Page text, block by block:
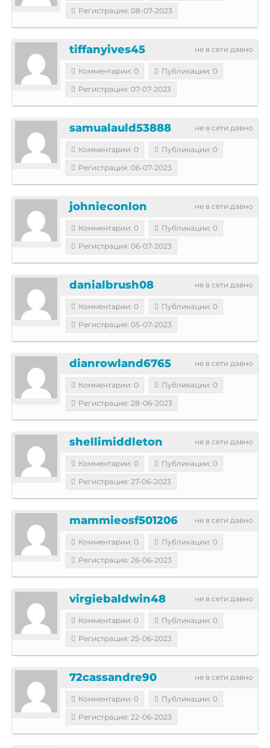
Регистрация: 08-07-2023
не в сети давно
tiffanyives45
Комментарии: 0
Публикации: 0
Регистрация: 07-07-2023
не в сети давно
samualauld53888
Комментарии: 0
Публикации: 0
Регистрация: 06-07-2023
не в сети давно
johnieconlon
Комментарии: 0
Публикации: 0
Регистрация: 06-07-2023
не в сети давно
danialbrush08
Комментарии: 0
Публикации: 0
Регистрация: 05-07-2023
не в сети давно
dianrowland6765
Комментарии: 0
Публикации: 0
Регистрация: 28-06-2023
не в сети давно
shellimiddleton
Комментарии: 0
Публикации: 0
Регистрация: 27-06-2023
не в сети давно
mammieosf501206
Комментарии: 0
Публикации: 0
Регистрация: 26-06-2023
не в сети давно
virgiebaldwin48
Комментарии: 0
Публикации: 0
Регистрация: 25-06-2023
не в сети давно
72cassandre90
Комментарии: 0
Публикации: 0
Регистрация: 22-06-2023